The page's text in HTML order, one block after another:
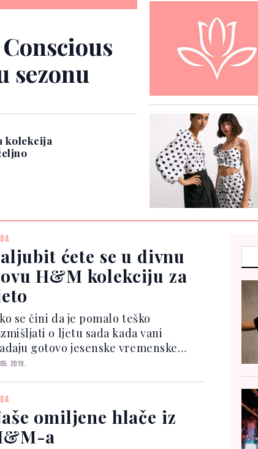
sezonu
kolekcija
ćete se u divnu
H&M kolekciju za
se čini da je pomalo teško
o ljetu sada kada vani
gotovo jesenske vremenske
nema sumnje da ćemo se vrlo
uživati u blagodatima vedrih i
dana. A H&...
2019.
omiljene hlače iz
a